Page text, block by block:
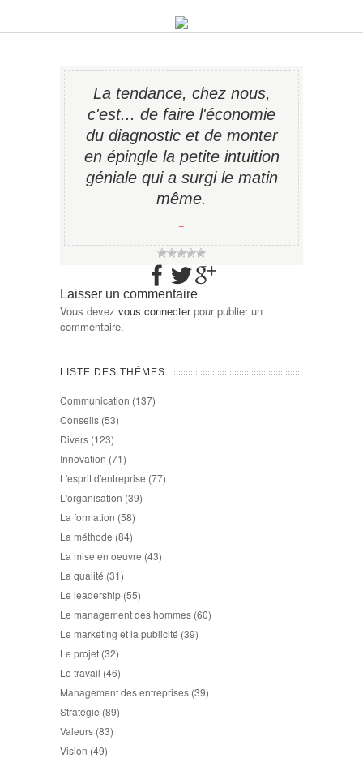
La tendance, chez nous,
c'est... de faire l'économie
du diagnostic et de monter
en épingle la petite intuition
géniale qui a surgi le matin
même.
−
Laisser un commentaire
Vous devez vous connecterpour publier un
commentaire.
LISTE DES THÈMES
Communication (137)
Conseils (53)
Divers (123)
Innovation (71)
L'esprit d'entreprise (77)
L'organisation (39)
La formation (58)
La méthode (84)
La mise en oeuvre (43)
La qualité (31)
Le leadership (55)
Le management des hommes (60)
Le marketing et la publicité (39)
Le projet (32)
Le travail (46)
Management des entreprises (39)
Stratégie (89)
Valeurs (83)
Vision (49)